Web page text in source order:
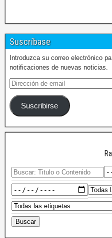
Suscríbase
Introduzca su correo electrónico
notificaciones de nuevas noticias.
Suscribirse